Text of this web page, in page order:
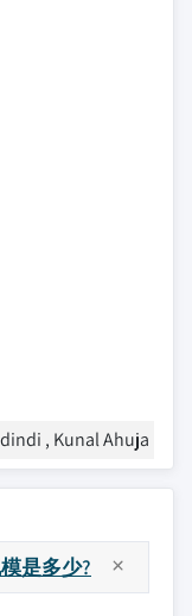
, Kunal Ahuja
是多少?